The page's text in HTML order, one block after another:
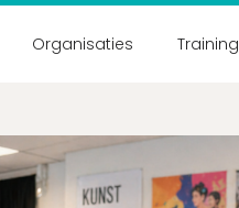
Organisaties Training